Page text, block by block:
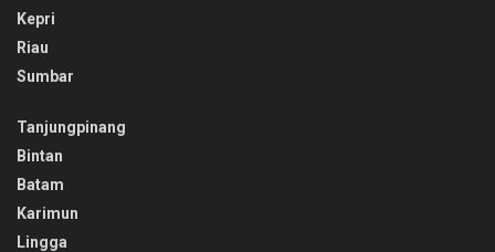
Kepri
Riau
Sumbar
Tanjungpinang
Bintan
Batam
Karimun
Lingga